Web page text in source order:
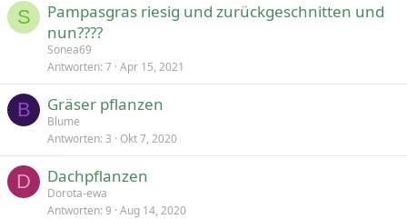
S
Pampasgras riesig und zurückgeschnitten und
nun????
Sonea69
Antworten 7 Apr 15, 2021
B Gräser pflanzen
Blume
Antworten 3 Okt 7, 2020
D Dachpflanzen
Dorota-ewa
Antworten 9 Aug 14, 2020